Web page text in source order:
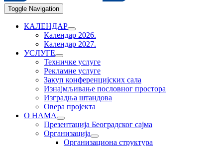
Toggle Navigation
КАЛЕНДАР
Календар 2026.
Календар 2027.
УСЛУГЕ
Техничке услуге
Рекламне услуге
Закуп конференцијских сала
Изнајмљивање пословног простора
Изградња штандова
Овера пројекта
О НАМА
Презентација Београдског сајма
Организација
Организациона структура